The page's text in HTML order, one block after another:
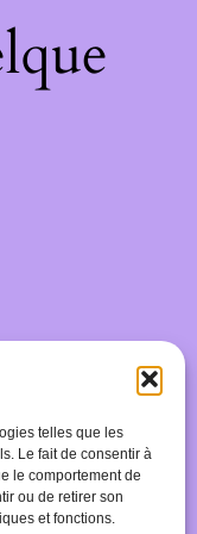
telles que les
Le fait de consentir à
le comportement de
ou de retirer son
et fonctions.